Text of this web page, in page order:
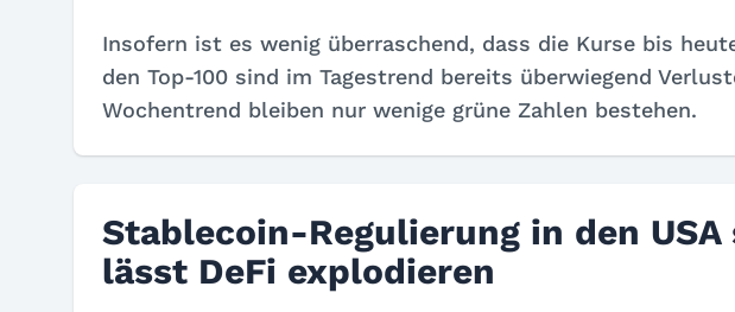
Insofern ist es wenig überraschend, dass die Kurse bis
den Top-100 sind im Tagestrend bereits überwiegend
Wochentrend bleiben nur wenige grüne Zahlen bestehen.
Stablecoin-Regulierung in den
lässt DeFi explodieren